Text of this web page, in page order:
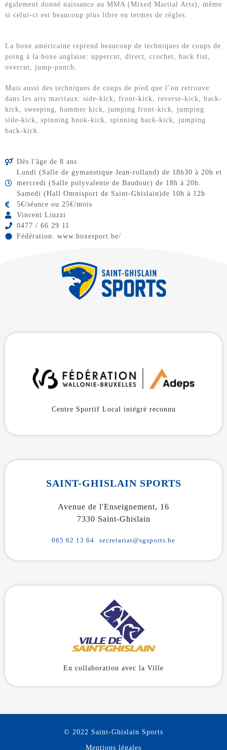
également donné naissance au MMA (Mixed Martial Arts), même
si celui-ci est beaucoup plus libre en termes de règles.
La boxe américaine reprend beaucoup de techniques de coups de
poing à la boxe anglaise: uppercut, direct, crochet, back fist,
overcut, jump-punch.
Mais aussi des techniques de coups de pied que l’on retrouve
dans les arts martiaux: side-kick, front-kick, reverse-kick, back-
kick, sweeping, hammer kick, jumping front-kick, jumping
side-kick, spinning hook-kick, spinning back-kick, jumping
back-kick.
Dès l'âge de 8 ans
Lundi (Salle de gymanstique Jean-rolland) de 18h30 à 20h et
mercredi (Salle polyvalente de Baudour) de 18h à 20h.
Samedi (Hall Omnisport de Saint-Ghislain)de 10h à 12h
5€/séance ou 25€/mois
Vincent Liuzzi
0477 / 66 29 11
Fédération: www.boxesport.be/
Centre Sportif Local intégré reconnu
SAINT-GHISLAIN SPORTS
Avenue de l'Enseignement, 16
7330 Saint-Ghislain
065 62 13 64 secretariat@sgsports.be
En collaboration avec la Ville
© 2022 Saint-Ghislain Sports
Mentions légales